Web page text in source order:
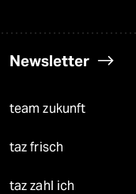
Newsletter
team zukunft
taz frisch
taz zahl ich